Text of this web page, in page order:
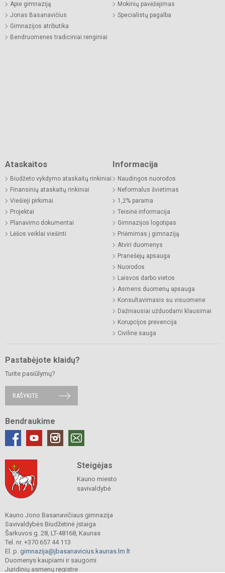
Apie gimnaziją
Jonas Basanavičius
Gimnazijos atributika
Bendruomenės tradiciniai renginiai
Mokinių pavėžėjimas
Specialistų pagalba
Ataskaitos
Biudžeto vykdymo ataskaitų rinkiniai
Finansinių ataskaitų rinkiniai
Viešieji pirkimai
Projektai
Planavimo dokumentai
Lėšos veiklai viešinti
Informacija
Naudingos nuorodos
Neformalus švietimas
1,2% parama
Teisinė informacija
Gimnazijos logotipas
Priėmimas į gimnaziją
Atviri duomenys
Pranešėjų apsauga
Nuorodos
Laisvos darbo vietos
Asmens duomenų apsauga
Konsultavimasis su visuomene
Dažniausiai užduodami klausimai
Korupcijos prevencija
Civilinė sauga
Pastabėjote klaidų?
Turite pasiūlymų?
RAŠYKITE
Bendraukime
Steigėjas
Kauno miesto
savivaldybė
Kauno Jono Basanavičiaus gimnazija
Savivaldybės Biudžetinė įstaiga
Šarkuvos g. 28, LT-48168, Kaunas
Tel. nr. +370 657 44 113
El. p. gimnazija@jbasanavicius.kaunas.lm.lt
Duomenys kaupiami ir saugomi
Juridinių asmenų registre